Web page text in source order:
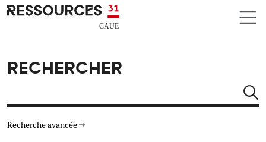
Aller au contenu principal
CAUE RESSOURCES 31
RECHERCHER
Recherche avancée